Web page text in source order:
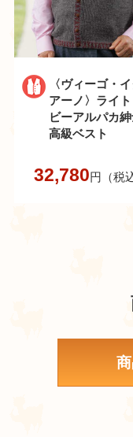
〈ヴィーゴ・
アーノ〉ライ
ビーアルパカ
高級ベスト
32,780円（税